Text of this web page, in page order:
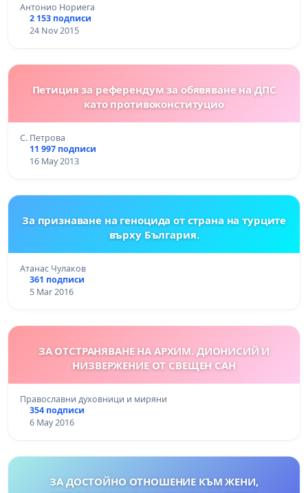
Антонио Нориега
2 153 подписи
24 Nov 2015
Петиция за референдум за обявяване на ДПС
като противоконституцио
С. Петрова
11 997 подписи
16 May 2013
За признаване на геноцида от страна на турците
върху България.
Атанас Чулаков
361 подписи
5 Mar 2016
ЗА ОТСТРАНЯВАНЕ НА АРХИМ. ДИОНИСИЙ И
НИЗВЕРЖЕНИЕ ОТ СВЕЩЕН САН
Православни духовници и миряни
354 подписи
6 May 2016
ЗА ДОСТОЙНО ОТНОШЕНИЕ КЪМ ЖЕНИ,